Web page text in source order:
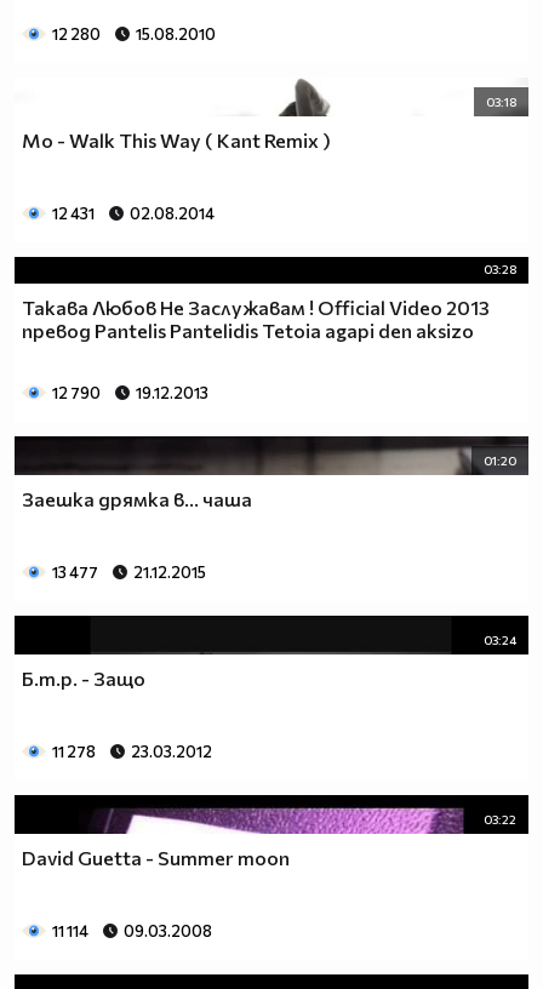
12 280 15.08.2010
03:18
Mo - Walk This Way ( Kant Remix )
12 431 02.08.2014
03:28
Такава Любов Не Заслужавам ! Official Video 2013
превод Pantelis Pantelidis Tetoia agapi den aksizo
12 790 19.12.2013
01:20
Заешка дрямка в… чаша
13 477 21.12.2015
03:24
Б.т.р. - Защо
11 278 23.03.2012
03:22
David Guetta - Summer moon
11 114 09.03.2008